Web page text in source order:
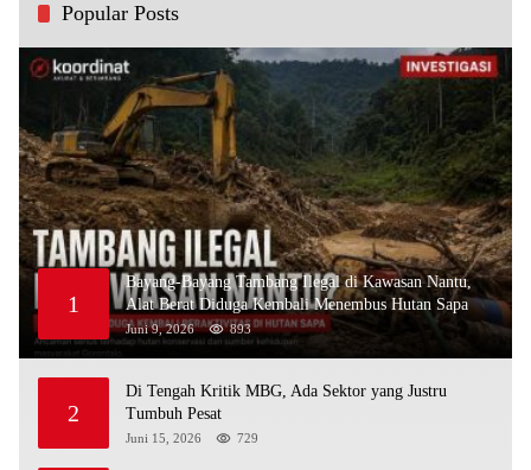
Popular Posts
1
Bayang-Bayang Tambang Ilegal di Kawasan Nantu,
Alat Berat Diduga Kembali Menembus Hutan Sapa
Juni 9, 2026 893
2
Di Tengah Kritik MBG, Ada Sektor yang Justru
Tumbuh Pesat
Juni 15, 2026 729